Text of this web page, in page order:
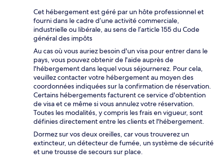
Cet hébergement est géré par un hôte professionnel et
fourni dans le cadre d’une activité commerciale,
industrielle ou libérale, au sens de l’article 155 du Code
général des impôts
Au cas où vous auriez besoin d'un visa pour entrer dans le
pays, vous pouvez obtenir de l'aide auprès de
l'hébergement dans lequel vous séjournerez. Pour cela,
veuillez contacter votre hébergement au moyen des
coordonnées indiquées sur la confirmation de réservation.
Certains hébergements facturent ce service d'obtention
de visa et ce même si vous annulez votre réservation.
Toutes les modalités, y compris les frais en vigueur, sont
définies directement entre les clients et l'hébergement.
Dormez sur vos deux oreilles, car vous trouverez un
extincteur, un détecteur de fumée, un système de sécurité
et une trousse de secours sur place.